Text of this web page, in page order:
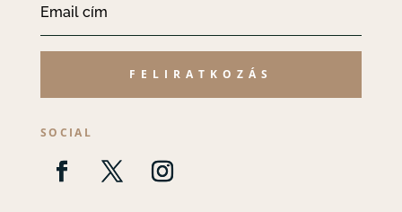
FELIRATKOZÁS
SOCIAL